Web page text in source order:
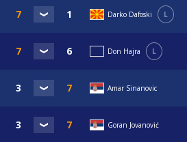
Darko Dafoski L
Don Hajra L
Amar Sinanovic
Goran Jovanović